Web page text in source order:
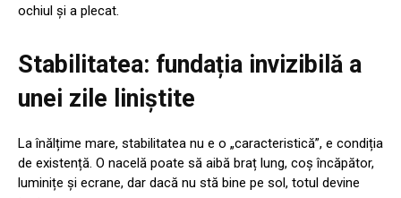
ochiul și a plecat.
Stabilitatea: fundația invizibilă a
unei zile liniștite
La înălțime mare, stabilitatea nu e o „caracteristică”, e condiția
de existență. O nacelă poate să aibă braț lung, coș încăpător,
luminițe și ecrane, dar dacă nu stă bine pe sol, totul devine